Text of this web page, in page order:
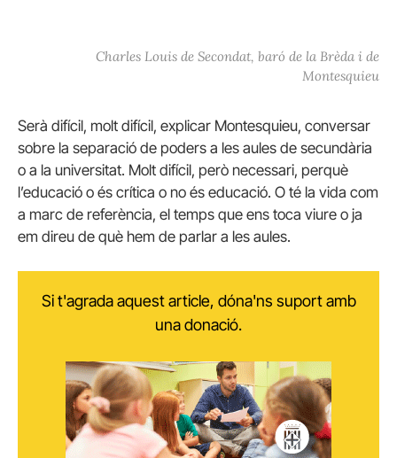
Charles Louis de Secondat, baró de la Brèda i de
Montesquieu
Serà difícil, molt difícil, explicar Montesquieu, conversar
sobre la separació de poders a les aules de secundària
o a la universitat. Molt difícil, però necessari, perquè
l’educació o és crítica o no és educació. O té la vida com
a marc de referència, el temps que ens toca viure o ja
em direu de què hem de parlar a les aules.
Si t'agrada aquest article, dóna'ns suport amb
una donació.